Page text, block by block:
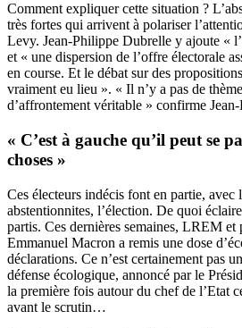
Comment expliquer cette situation ?
très fortes qui arrivent à polariser
Levy. Jean-Philippe Dubrelle y ajoute «
et « une dispersion de l’offre électorale
en course. Et le débat sur des
vraiment eu lieu ». « Il n’y a pas de
d’affrontement véritable » confirme
« C’est à gauche qu’il peut se
choses »
Ces électeurs indécis font en partie, avec
abstentionnites, l’élection. De quoi
partis. Ces dernières semaines, LREM et
Emmanuel Macron a remis une dose
déclarations. Ce n’est certainement pas
défense écologique, annoncé par le
la première fois autour du chef de l’Etat
avant le scrutin…